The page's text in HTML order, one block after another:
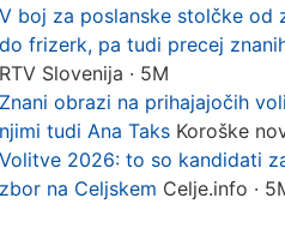
V boj za poslanske stolčke od
do frizerk, pa tudi precej
RTV Slovenija · 5M
Znani obrazi na prihajajočih
njimi tudi Ana Taks Koroške
Volitve 2026: to so kandidati
zbor na Celjskem Celje.info ·